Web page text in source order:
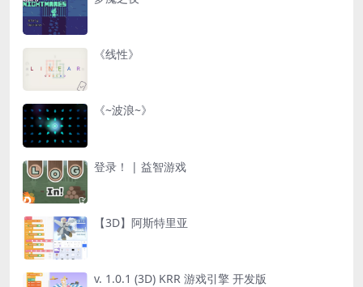
《线性》
《~波浪~》
登录！ | 益智游戏
【3D】阿斯特里亚
v. 1.0.1 (3D) KRR 游戏引擎 开发版